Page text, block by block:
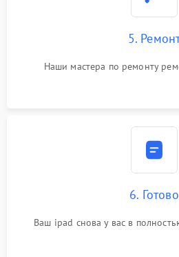
5.
Наши мастера по ремонту
6. Готово
Ваш ipad снова у вас в